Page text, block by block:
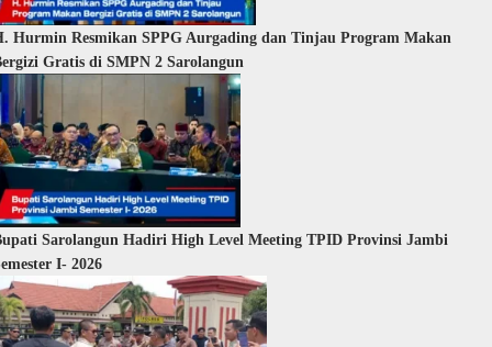
Hurmin Resmikan SPPG Aurgading dan Tinjau Program Makan
Gratis di SMPN 2 Sarolangun
Sarolangun Hadiri High Level Meeting TPID Provinsi Jambi
I- 2026